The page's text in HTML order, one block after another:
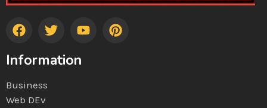
Information
Business
Web DEv